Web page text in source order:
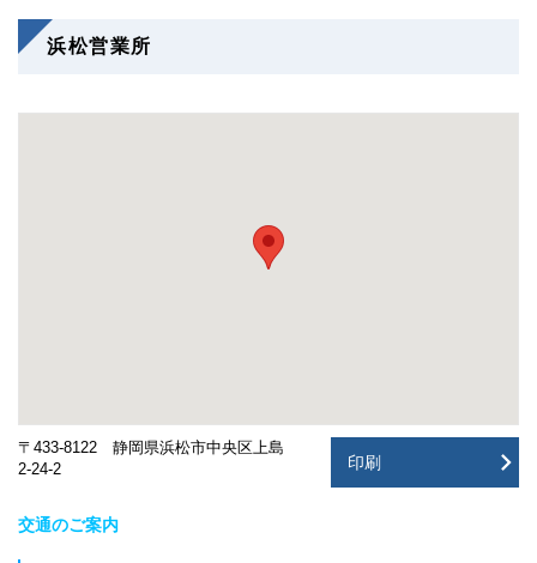
浜松営業所
〒433-8122 静岡県浜松市中央区上島
2-24-2
印刷
交通のご案内